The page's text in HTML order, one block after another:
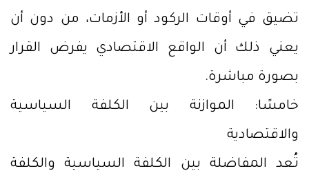
تضيق في أوقات الركود أو الأزمات، من دون أن
يعني ذلك أن الواقع الاقتصادي يفرض القرار
بصورة مباشرة.
خامسًا: الموازنة بين الكلفة السياسية
والاقتصادية
تُعد المفاضلة بين الكلفة السياسية والكلفة